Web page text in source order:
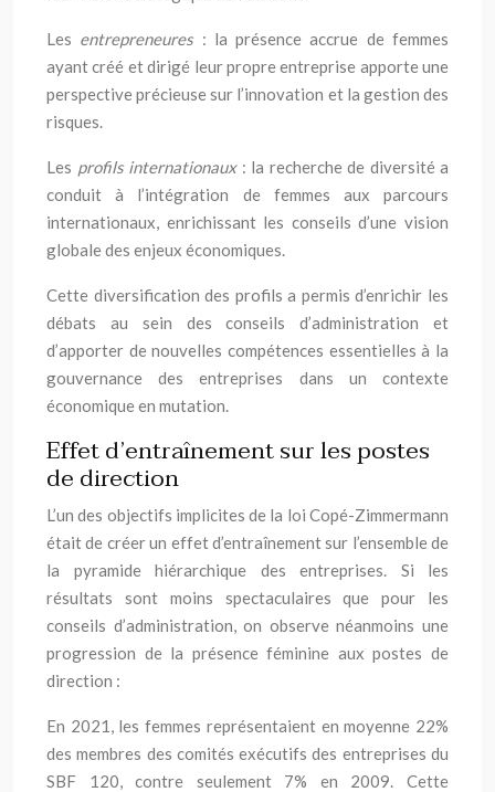
Les entrepreneures : la présence accrue de femmes
ayant créé et dirigé leur propre entreprise apporte une
perspective précieuse sur l’innovation et la gestion des
risques.
Les profils internationaux : la recherche de diversité a
conduit à l’intégration de femmes aux parcours
internationaux, enrichissant les conseils d’une vision
globale des enjeux économiques.
Cette diversification des profils a permis d’enrichir les
débats au sein des conseils d’administration et
d’apporter de nouvelles compétences essentielles à la
gouvernance des entreprises dans un contexte
économique en mutation.
Effet d’entraînement sur les postes
de direction
L’un des objectifs implicites de la loi Copé-Zimmermann
était de créer un effet d’entraînement sur l’ensemble de
la pyramide hiérarchique des entreprises. Si les
résultats sont moins spectaculaires que pour les
conseils d’administration, on observe néanmoins une
progression de la présence féminine aux postes de
direction :
En 2021, les femmes représentaient en moyenne 22%
des membres des comités exécutifs des entreprises du
SBF 120, contre seulement 7% en 2009. Cette